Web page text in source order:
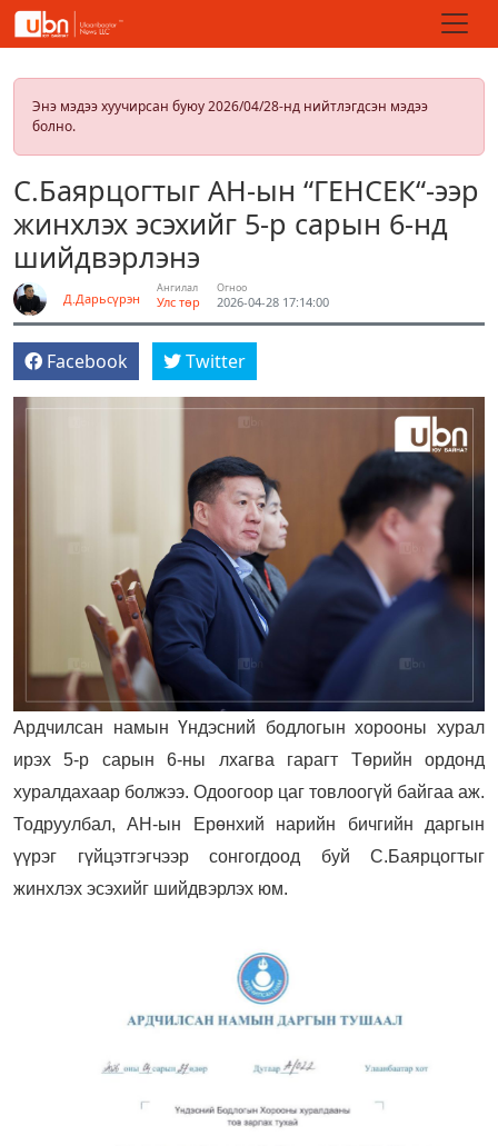
Энэ мэдээ хуучирсан буюу 2026/04/28-нд нийтлэгдсэн мэдээ
болно.
С.Баярцогтыг АН-ын “ГЕНСЕК“-ээр
жинхлэх эсэхийг 5-р сарын 6-нд
шийдвэрлэнэ
Д.Дарьсүрэн
Ангилал
Улс төр
Огноо
2026-04-28 17:14:00
Facebook Twitter
Ардчилсан намын Үндэсний бодлогын хорооны хурал
ирэх 5-р сарын 6-ны лхагва гарагт Төрийн ордонд
хуралдахаар болжээ. Одоогоор цаг товлоогүй байгаа аж.
Тодруулбал, АН-ын Ерөнхий нарийн бичгийн даргын
үүрэг гүйцэтгэгчээр сонгогдоод буй С.Баярцогтыг
жинхлэх эсэхийг шийдвэрлэх юм.